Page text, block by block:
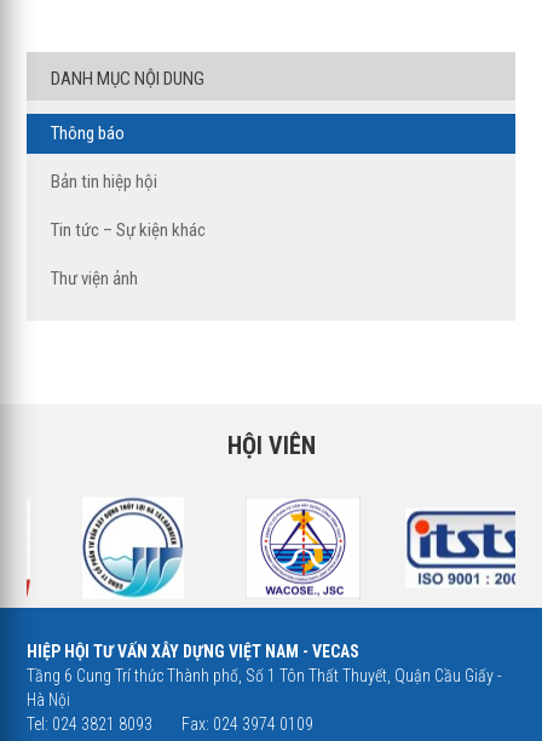
DANH MỤC NỘI DUNG
Thông báo
Bản tin hiệp hội
Tin tức – Sự kiện khác
Thư viện ảnh
HỘI VIÊN
HIỆP HỘI TƯ VẤN XÂY DỰNG VIỆT NAM - VECAS
Tầng 6 Cung Trí thức Thành phố, Số 1 Tôn Thất Thuyết, Quận Cầu Giấy -
Hà Nội
Tel: 024 3821 8093
Fax: 024 3974 0109